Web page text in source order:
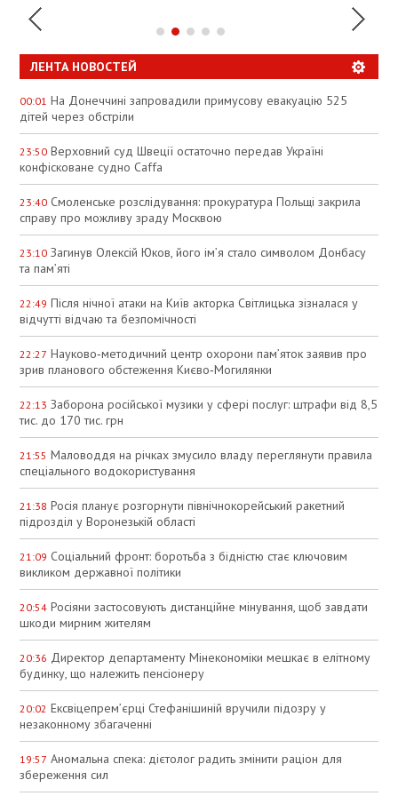
ЛЕНТА НОВОСТЕЙ
00:01 На Донеччині запровадили примусову евакуацію 525
дітей через обстріли
23:50 Верховний суд Швеції остаточно передав Україні
конфісковане судно Caffa
23:40 Смоленське розслідування: прокуратура Польщі закрила
справу про можливу зраду Москвою
23:10 Загинув Олексій Юков, його ім’я стало символом Донбасу
та пам’яті
22:49 Після нічної атаки на Київ акторка Світлицька зізналася у
відчутті відчаю та безпомічності
22:27 Науково‑методичний центр охорони пам’яток заявив про
зрив планового обстеження Києво‑Могилянки
22:13 Заборона російської музики у сфері послуг: штрафи від 8,5
тис. до 170 тис. грн
21:55 Маловоддя на річках змусило владу переглянути правила
спеціального водокористування
21:38 Росія планує розгорнути північнокорейський ракетний
підрозділ у Воронезькій області
21:09 Соціальний фронт: боротьба з бідністю стає ключовим
викликом державної політики
20:54 Росіяни застосовують дистанційне мінування, щоб завдати
шкоди мирним жителям
20:36 Директор департаменту Мінекономіки мешкає в елітному
будинку, що належить пенсіонеру
20:02 Ексвіцепрем’єрці Стефанішиній вручили підозру у
незаконному збагаченні
19:57 Аномальна спека: дієтолог радить змінити раціон для
збереження сил